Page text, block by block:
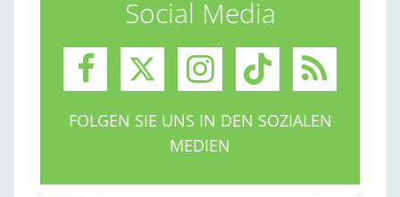
Social Media
FOLGEN SIE UNS IN DEN SOZIALEN
MEDIEN